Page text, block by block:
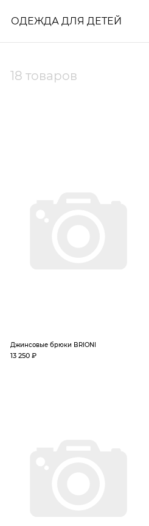
ОДЕЖДА ДЛЯ ДЕТЕЙ
18 товаров
Джинсовые брюки BRIONI
13 250 ₽